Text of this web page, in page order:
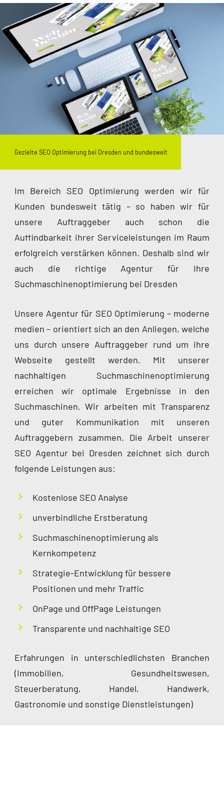
Gezielte SEO Optimierung bei Dresden und bundesweit
Im Bereich SEO Optimierung werden wir für
Kunden bundesweit tätig – so haben wir für
unsere Auftraggeber auch schon die
Auffindbarkeit ihrer Serviceleistungen im Raum
erfolgreich verstärken können. Deshalb sind wir
auch die richtige Agentur für Ihre
Suchmaschinenoptimierung bei Dresden
Unsere Agentur für SEO Optimierung – moderne
medien – orientiert sich an den Anliegen, welche
uns durch unsere Auftraggeber rund um ihre
Webseite gestellt werden. Mit unserer
nachhaltigen Suchmaschinenoptimierung
erreichen wir optimale Ergebnisse in den
Suchmaschinen. Wir arbeiten mit Transparenz
und guter Kommunikation mit unseren
Auftraggebern zusammen. Die Arbeit unserer
SEO Agentur bei Dresden zeichnet sich durch
folgende Leistungen aus:
Kostenlose SEO Analyse
unverbindliche Erstberatung
Suchmaschinenoptimierung als
Kernkompetenz
Strategie-Entwicklung für bessere
Positionen und mehr Traffic
OnPage und OffPage Leistungen
Transparente und nachhaltige SEO
Erfahrungen in unterschiedlichsten Branchen
(Immobilien, Gesundheitswesen,
Steuerberatung, Handel, Handwerk,
Gastronomie und sonstige Dienstleistungen)